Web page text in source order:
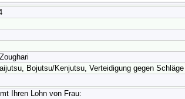
Bojutsu/Kenjutsu, Verteidigung gegen
Ihren Lohn von Frau: